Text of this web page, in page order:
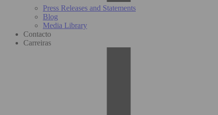
Press Releases and Statements
Blog
Media Library
Contacto
Carreiras